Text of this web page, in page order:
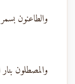
والطاعنون
والمصطلون